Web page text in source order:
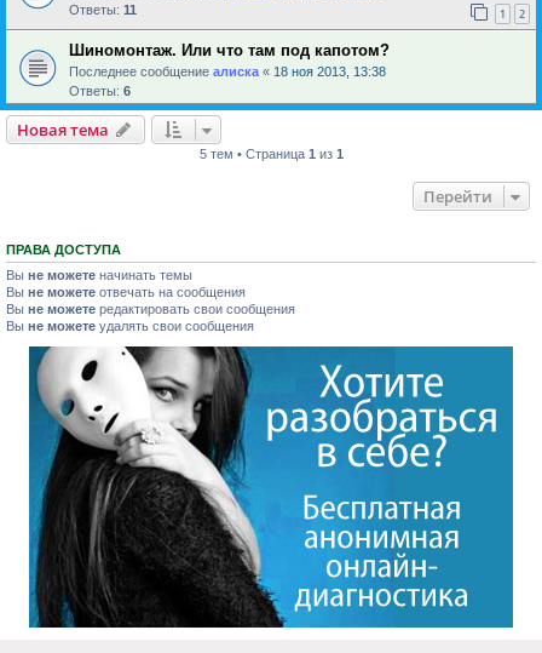
Ответы: 11 1 2
Шиномонтаж. Или что там под капотом?
Последнее сообщение алиска « 18 ноя 2013, 13:38
Ответы: 6
Новая тема
5 тем • Страница 1 из 1
Перейти
ПРАВА ДОСТУПА
Вы не можете начинать темы
Вы не можете отвечать на сообщения
Вы не можете редактировать свои сообщения
Вы не можете удалять свои сообщения